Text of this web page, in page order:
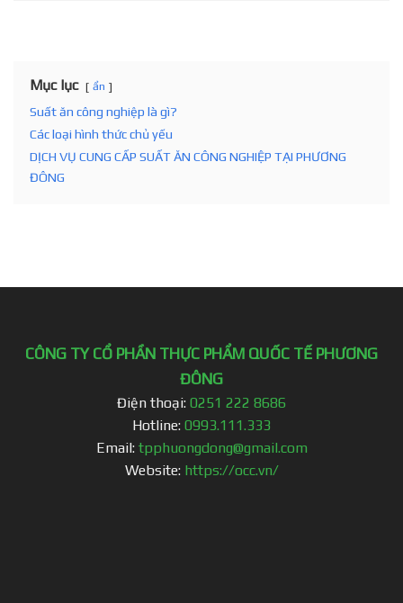
Mục lục ẩn
Suất ăn công nghiệp là gì?
Các loại hình thức chủ yếu
DỊCH VỤ CUNG CẤP SUẤT ĂN CÔNG NGHIỆP TẠI PHƯƠNG
ĐÔNG
CÔNG TY CỔ PHẦN THỰC PHẨM QUỐC TẾ PHƯƠNG
ĐÔNG
Điện thoại: 0251 222 8686
Hotline: 0993.111.333
Email: tpphuongdong@gmail.com
Website: https://occ.vn/